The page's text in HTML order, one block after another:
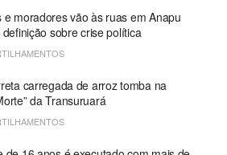
e moradores vão às ruas em Anapu
sobre crise política
carregada de arroz tomba na
da Transuruará